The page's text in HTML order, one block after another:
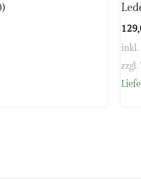
inkl.
zzgl.